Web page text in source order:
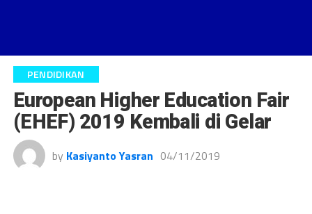
PENDIDIKAN
European Higher Education Fair
(EHEF) 2019 Kembali di Gelar
by Kasiyanto Yasran 04/11/2019